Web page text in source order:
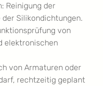
Reinigung der
Silikondichtungen.
von
elektronischen
von Armaturen oder
rechtzeitig geplant